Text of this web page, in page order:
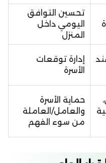
تحسين التوافق
اليومي داخل
المنزل
إدارة توقعات
الأسرة
حماية الأسرة
والعامل/العاملة
من سوء الفهم